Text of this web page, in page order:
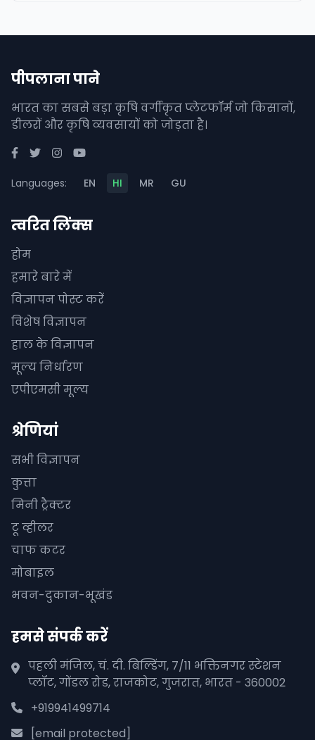
पीपलाना पाने
भारत का सबसे बड़ा कृषि वर्गीकृत प्लेटफॉर्म जो किसानों,
डीलरों और कृषि व्यवसायों को जोड़ता है।
Languages: EN HI MR GU
त्वरित लिंक्स
होम
हमारे बारे में
विज्ञापन पोस्ट करें
विशेष विज्ञापन
हाल के विज्ञापन
मूल्य निर्धारण
एपीएमसी मूल्य
श्रेणियां
सभी विज्ञापन
कुत्ता
मिनी ट्रैक्टर
टू व्हीलर
चाफ कटर
मोबाइल
भवन-दुकान-भूखंड
हमसे संपर्क करें
पहली मंजिल, चं. दी. बिल्डिंग, 7/11 भक्तिनगर स्टेशन
प्लॉट, गोंडल रोड, राजकोट, गुजरात, भारत - 360002
+919941499714
[email protected]